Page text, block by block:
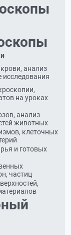
анализ
исследования
на уроках
анализ
животных
клеточных
и готовых
частиц